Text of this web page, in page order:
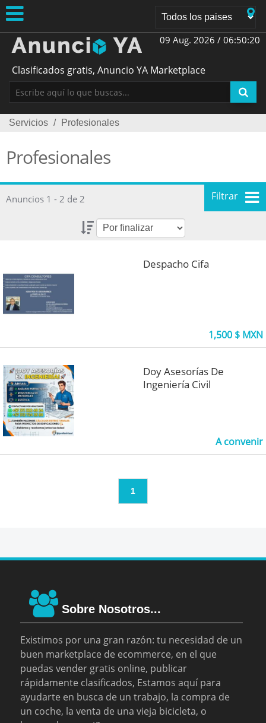
09 Aug. 2026 / 06:50:20
Clasificados gratis, Anuncio YA Marketplace
Servicios / Profesionales
Profesionales
Anuncios 1 - 2 de 2 Filtrar
Despacho Cifa
1,500 $ MXN
Doy Asesorías De
Ingeniería Civil
A convenir
1
Sobre Nosotros...
Existimos por una gran razón: tu necesidad de un
buen marketplace de ecommerce, en el que
puedas vender gratis online, publicar
rápidamente clasificados, Estamos aquí para
ayudarte en busca de un trabajo, la compra de
un coche, la venta de una vieja bicicleta, o